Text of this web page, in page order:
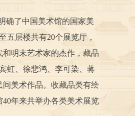
确了中国美术馆的国家美
五层楼共有20个展览厅，
明末艺术家的杰作，藏品
虹、徐悲鸿、李可染、蒋
美术作品。收藏品类有绘
年来共举办各类美术展览